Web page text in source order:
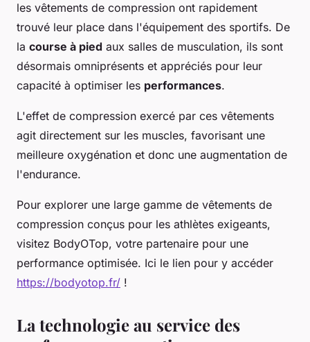
les vêtements de compression ont rapidement
trouvé leur place dans l'équipement des sportifs. De
la course à pied aux salles de musculation, ils sont
désormais omniprésents et appréciés pour leur
capacité à optimiser les performances.
L'effet de compression exercé par ces vêtements
agit directement sur les muscles, favorisant une
meilleure oxygénation et donc une augmentation de
l'endurance.
Pour explorer une large gamme de vêtements de
compression conçus pour les athlètes exigeants,
visitez BodyOTop, votre partenaire pour une
performance optimisée. Ici le lien pour y accéder
https://bodyotop.fr/ !
La technologie au service des